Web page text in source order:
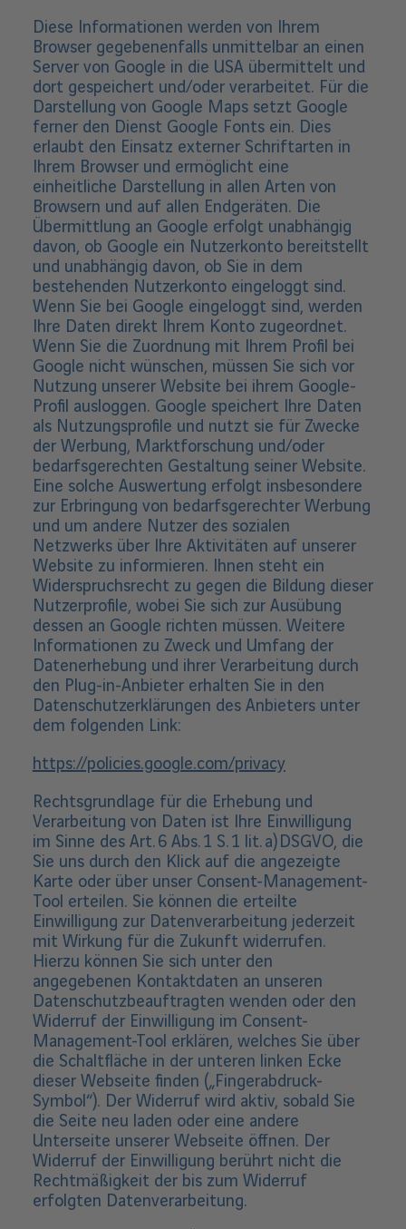
Diese Informationen werden von Ihrem
Browser gegebenenfalls unmittelbar an einen
Server von Google in die USA übermittelt und
dort gespeichert und/oder verarbeitet. Für die
Darstellung von Google Maps setzt Google
ferner den Dienst Google Fonts ein. Dies
erlaubt den Einsatz externer Schriftarten in
Ihrem Browser und ermöglicht eine
einheitliche Darstellung in allen Arten von
Browsern und auf allen Endgeräten. Die
Übermittlung an Google erfolgt unabhängig
davon, ob Google ein Nutzerkonto bereitstellt
und unabhängig davon, ob Sie in dem
bestehenden Nutzerkonto eingeloggt sind.
Wenn Sie bei Google eingeloggt sind, werden
Ihre Daten direkt Ihrem Konto zugeordnet.
Wenn Sie die Zuordnung mit Ihrem Profil bei
Google nicht wünschen, müssen Sie sich vor
Nutzung unserer Website bei ihrem Google-
Profil ausloggen. Google speichert Ihre Daten
als Nutzungsprofile und nutzt sie für Zwecke
der Werbung, Marktforschung und/oder
bedarfsgerechten Gestaltung seiner Website.
Eine solche Auswertung erfolgt insbesondere
zur Erbringung von bedarfsgerechter Werbung
und um andere Nutzer des sozialen
Netzwerks über Ihre Aktivitäten auf unserer
Website zu informieren. Ihnen steht ein
Widerspruchsrecht zu gegen die Bildung dieser
Nutzerprofile, wobei Sie sich zur Ausübung
dessen an Google richten müssen. Weitere
Informationen zu Zweck und Umfang der
Datenerhebung und ihrer Verarbeitung durch
den Plug-in-Anbieter erhalten Sie in den
Datenschutzerklärungen des Anbieters unter
dem folgenden Link:
https://policies.google.com/privacy
Rechtsgrundlage für die Erhebung und
Verarbeitung von Daten ist Ihre Einwilligung
im Sinne des Art. 6 Abs. 1 S. 1 lit. a) DSGVO, die
Sie uns durch den Klick auf die angezeigte
Karte oder über unser Consent-Management-
Tool erteilen. Sie können die erteilte
Einwilligung zur Datenverarbeitung jederzeit
mit Wirkung für die Zukunft widerrufen.
Hierzu können Sie sich unter den
angegebenen Kontaktdaten an unseren
Datenschutzbeauftragten wenden oder den
Widerruf der Einwilligung im Consent-
Management-Tool erklären, welches Sie über
die Schaltfläche in der unteren linken Ecke
dieser Webseite finden („Fingerabdruck-
Symbol“). Der Widerruf wird aktiv, sobald Sie
die Seite neu laden oder eine andere
Unterseite unserer Webseite öffnen. Der
Widerruf der Einwilligung berührt nicht die
Rechtmäßigkeit der bis zum Widerruf
erfolgten Datenverarbeitung.